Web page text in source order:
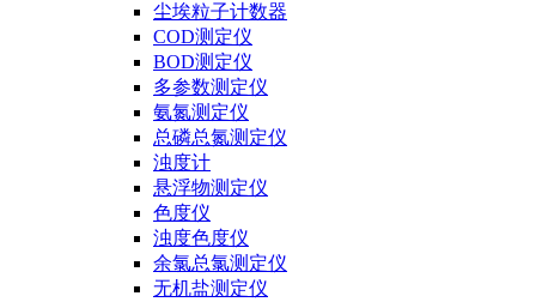
尘埃粒子计数器
COD测定仪
BOD测定仪
多参数测定仪
氨氮测定仪
总磷总氮测定仪
浊度计
悬浮物测定仪
色度仪
浊度色度仪
余氯总氯测定仪
无机盐测定仪